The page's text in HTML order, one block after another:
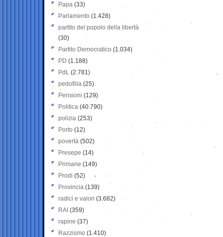
Papa (33)
Parlamento (1.428)
partito del popolo della libertà
(30)
Partito Democratico (1.034)
PD (1.188)
PdL (2.781)
pedofilia (25)
Pensioni (129)
Politica (40.790)
polizia (253)
Porto (12)
povertà (502)
Presepe (14)
Primarie (149)
Prodi (52)
Provincia (139)
radici e valori (3.682)
RAI (359)
rapine (37)
Razzismo (1.410)